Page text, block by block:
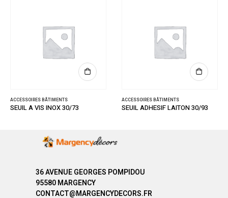
ACCESSOIRES BÂTIMENTS
SEUIL A VIS INOX 30/73
ACCESSOIRES BÂTIMENTS
SEUIL ADHESIF LAITON 30/93
36 AVENUE GEORGES POMPIDOU
95580 MARGENCY
CONTACT@MARGENCYDECORS.FR